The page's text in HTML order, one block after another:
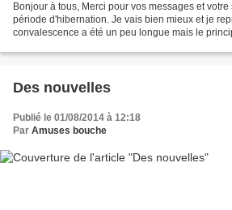
Bonjour à tous, Merci pour vos messages et
période d'hibernation. Je vais bien mieux et je
convalescence a été un peu longue mais le
Des nouvelles
Publié le 01/08/2014 à 12:18
Par Amuses bouche